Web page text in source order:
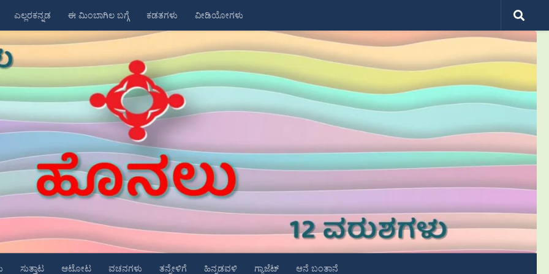
ಎಲ್ಲರಕನ್ನಡ ಈ ಮಿಂಬಾಗಿಲ ಬಗ್ಗೆ ಕಡತಗಳು ವೀಡಿಯೋಗಳು
ಸುತ್ತಾಟ ಆಟೋಟ ವಚನಗಳು ತನ್ನೇಳಿಗೆ ಹಿನ್ನಡವಳಿ ಗ್ಯಾಜೆಟ್ ಆನೆ ಬಂತಾನೆ